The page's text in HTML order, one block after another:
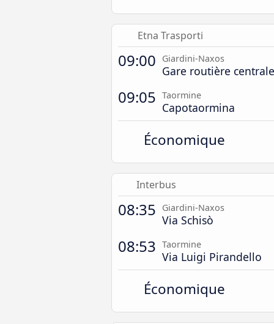
Etna Trasporti
09:00 Giardini-Naxos
Gare routière centrale
09:05 Taormine
Capotaormina
Économique
Interbus
08:35 Giardini-Naxos
Via Schisò
08:53 Taormine
Via Luigi Pirandello
Économique